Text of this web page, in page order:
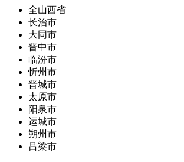
全山西省
长治市
大同市
晋中市
临汾市
忻州市
晋城市
太原市
阳泉市
运城市
朔州市
吕梁市